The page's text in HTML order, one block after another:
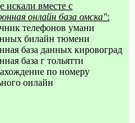
искали вместе с
онлайн база омска":
телефонов умани
билайн тюмени
база данных кировоград
база г тольятти
по номеру
онлайн